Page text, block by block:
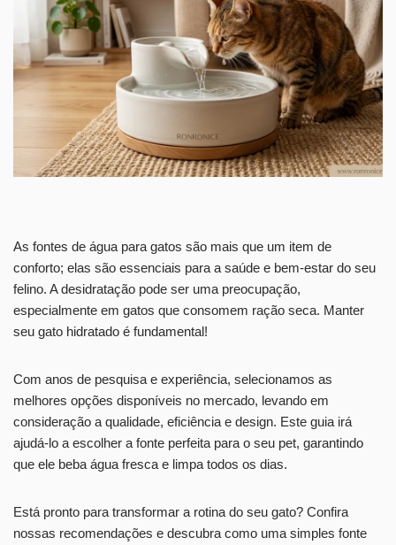
As fontes de água para gatos são mais que um item de
conforto; elas são essenciais para a saúde e bem-estar do seu
felino. A desidratação pode ser uma preocupação,
especialmente em gatos que consomem ração seca. Manter
seu gato hidratado é fundamental!
Com anos de pesquisa e experiência, selecionamos as
melhores opções disponíveis no mercado, levando em
consideração a qualidade, eficiência e design. Este guia irá
ajudá-lo a escolher a fonte perfeita para o seu pet, garantindo
que ele beba água fresca e limpa todos os dias.
Está pronto para transformar a rotina do seu gato? Confira
nossas recomendações e descubra como uma simples fonte